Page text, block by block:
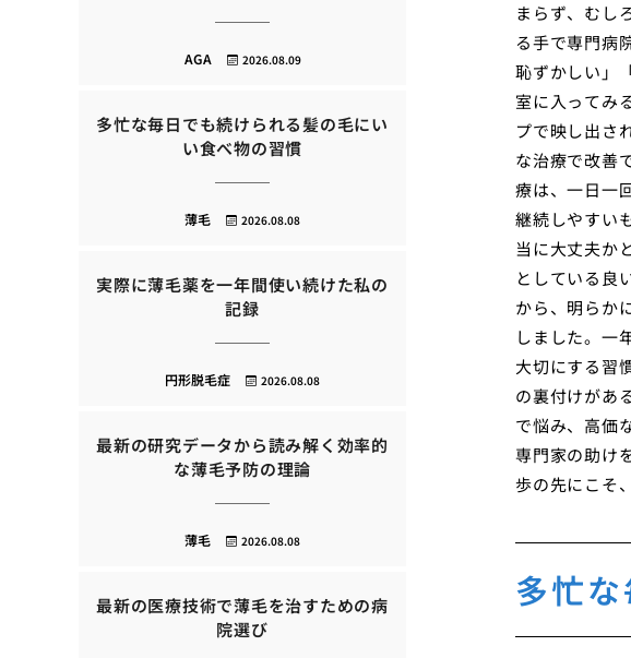
まらず、むし
る手で専門病
恥ずかしい」
室に入ってみ
プで映し出さ
な治療で改善
療は、一日一
継続しやすい
当に大丈夫か
としている良
から、明らか
しました。一
大切にする習
の裏付けがあ
で悩み、高価
専門家の助け
歩の先にこそ
多忙
2026.08.09
AGA
多忙な毎日でも続けられる髪の毛にい
い食べ物の習慣
2026.08.08
薄毛
実際に薄毛薬を一年間使い続けた私の
記録
2026.08.08
円形脱毛症
最新の研究データから読み解く効率的
な薄毛予防の理論
2026.08.08
薄毛
最新の医療技術で薄毛を治すための病
院選び